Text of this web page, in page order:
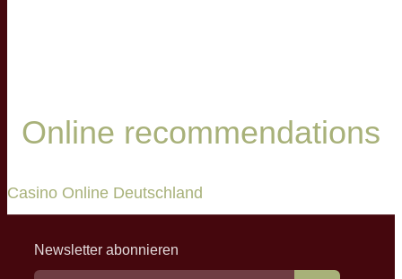
Online recommendations
Casino Online Deutschland
Newsletter abonnieren